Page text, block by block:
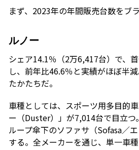
まず、2023年の年間販売台数をブ
ルノー
シェア14.1％（2万6,417台）で、
し、前年比46.6％と実績がほぼ半
たかたちだ。
車種としては、スポーツ用多目的
ー（Duster）」が7,014台で目立つ
ループ傘下のソファサ（Sofasa／
する。全メーカーを通じ、単一車